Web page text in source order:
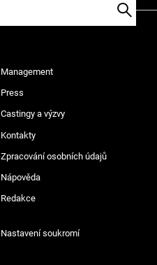
Management
Press
Castingy a výzvy
Kontakty
Zpracování osobních údajů
Nápověda
Redakce
Nastavení soukromí